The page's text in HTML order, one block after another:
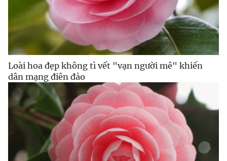
Loài hoa đẹp không tì vết "vạn người mê" khiến
dân mạng điên đảo